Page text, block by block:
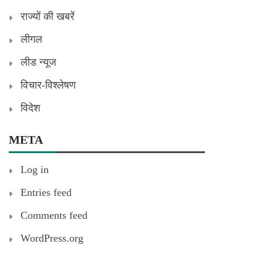
राज्यों की खबरें
लीगल
लीड न्यूज
विचार-विश्लेषण
विदेश
META
Log in
Entries feed
Comments feed
WordPress.org